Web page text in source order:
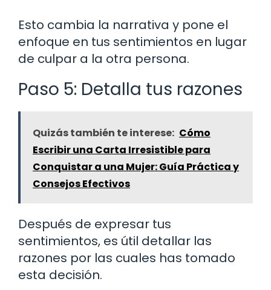
Esto cambia la narrativa y pone el
enfoque en tus sentimientos en lugar
de culpar a la otra persona.
Paso 5: Detalla tus razones
Quizás también te interese: Cómo
Escribir una Carta Irresistible para
Conquistar a una Mujer: Guía Práctica y
Consejos Efectivos
Después de expresar tus
sentimientos, es útil detallar las
razones por las cuales has tomado
esta decisión.